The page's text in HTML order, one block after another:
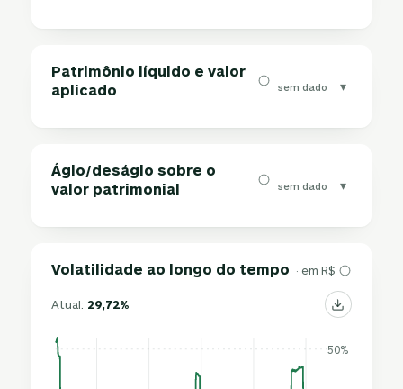
Patrimônio líquido e valor
aplicado
sem dado ▾
Ágio/deságio sobre o
valor patrimonial
sem dado ▾
Volatilidade ao longo do tempo · em R$
Atual: 29,72%
50%